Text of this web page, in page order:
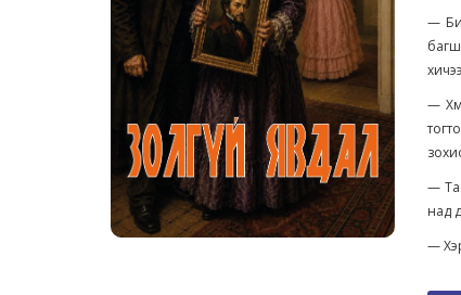
— Би
—
— Та
над
—